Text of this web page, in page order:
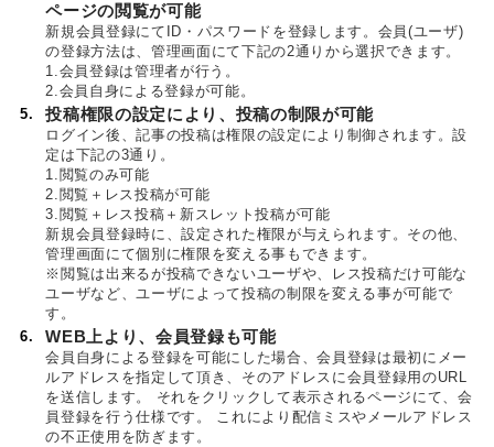
ページの閲覧が可能
新規会員登録にてID・パスワードを登録します。会員(ユーザ)
の登録方法は、管理画面にて下記の2通りから選択できます。
1.会員登録は管理者が行う。
2.会員自身による登録が可能。
5.
投稿権限の設定により、投稿の制限が可能
ログイン後、記事の投稿は権限の設定により制御されます。設
定は下記の3通り。
1.閲覧のみ可能
2.閲覧＋レス投稿が可能
3.閲覧＋レス投稿＋新スレット投稿が可能
新規会員登録時に、設定された権限が与えられます。その他、
管理画面にて個別に権限を変える事もできます。
※閲覧は出来るが投稿できないユーザや、レス投稿だけ可能な
ユーザなど、ユーザによって投稿の制限を変える事が可能で
す。
6.
WEB上より、会員登録も可能
会員自身による登録を可能にした場合、会員登録は最初にメー
ルアドレスを指定して頂き、そのアドレスに会員登録用のURL
を送信します。 それをクリックして表示されるページにて、会
員登録を行う仕様です。 これにより配信ミスやメールアドレス
の不正使用を防ぎます。